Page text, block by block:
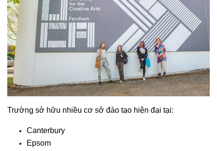
Trường sở hữu nhiều cơ sở đào tạo hiện đại tại:
Canterbury
Epsom